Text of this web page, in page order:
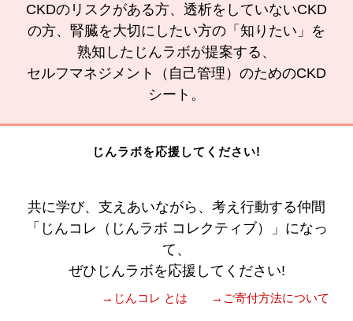
CKDのリスクがある方、透析をしていないCKD
の方、腎臓を大切にしたい方の「知りたい」を
熟知したじんラボが提案する、
セルフマネジメント（自己管理）のためのCKD
シート。
じんラボを応援してください!
共に学び、支えあいながら、考え行動する仲間
「じんコレ（じんラボ コレクティブ）」になっ
て、
ぜひじんラボを応援してください!
→じんコレ とは →ご寄付方法について